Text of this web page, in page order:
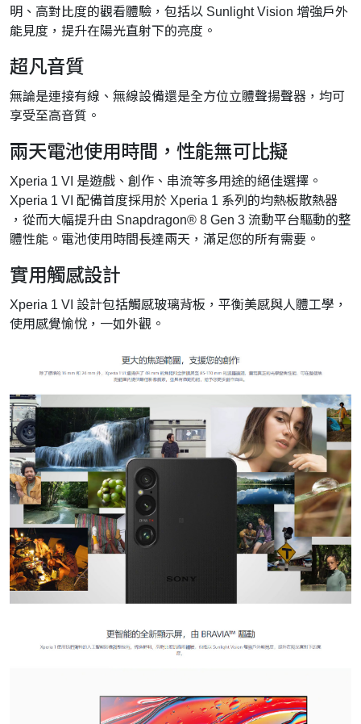
明、高對比度的觀看體驗，包括以 Sunlight Vision 增強戶外
能見度，提升在陽光直射下的亮度。
超凡音質
無論是連接有線、無線設備還是全方位立體聲揚聲器，均可
享受至高音質。
兩天電池使用時間，性能無可比擬
Xperia 1 VI 是遊戲、創作、串流等多用途的絕佳選擇。
Xperia 1 VI 配備首度採用於 Xperia 1 系列的均熱板散熱器
，從而大幅提升由 Snapdragon® 8 Gen 3 流動平台驅動的整
體性能。電池使用時間長達兩天，滿足您的所有需要。
實用觸感設計
Xperia 1 VI 設計包括觸感玻璃背板，平衡美感與人體工學，
使用感覺愉悅，一如外觀。